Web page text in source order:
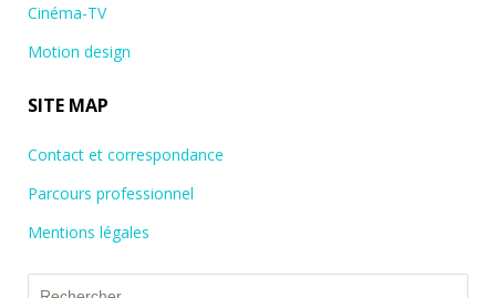
Cinéma-TV
Motion design
SITE MAP
Contact et correspondance
Parcours professionnel
Mentions légales
Rechercher :